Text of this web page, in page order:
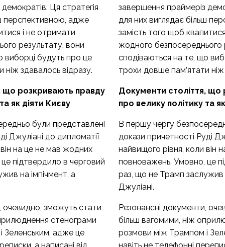
Ця стратегія
перспективною, адже
і не отримати
результату, вони
виборці будуть про це
здавалось відразу.
що розкривають правду
як діяти Києву
були представлені
Джуліані до дипломатії
на це не мав жодних
підтвердило в черговий
на імпічмент, а
, очевидно, зможуть стати
стенограми
Зеленським, адже це
завершення праймеріз
для них виглядає більш
замість того щоб
жодного безпосереднього
сподіваються на те, що
трохи довше пам’ятати ніж
Документи століття, що
про велику політику та
В першу чергу
докази причетності Руді
найвищого рівня, коли він
повноважень. Умовно, це
раз, що не Трамп заслужив
Джуліані.
Резонансні документи,
більш вагомими, ніж
розмови між Трампом і